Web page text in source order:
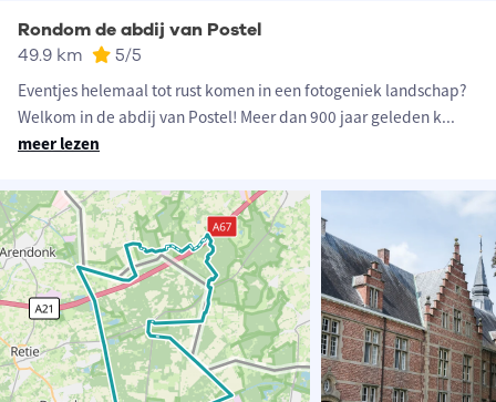
Rondom de abdij van Postel
49.9 km 5/5
Eventjes helemaal tot rust komen in een fotogeniek landschap?
Welkom in de abdij van Postel! Meer dan 900 jaar geleden k...
meer lezen